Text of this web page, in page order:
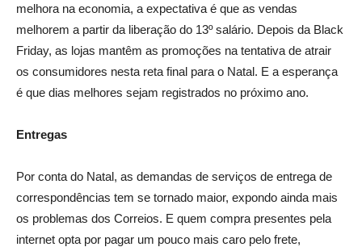
melhora na economia, a expectativa é que as vendas
melhorem a partir da liberação do 13º salário. Depois da Black
Friday, as lojas mantêm as promoções na tentativa de atrair
os consumidores nesta reta final para o Natal. E a esperança
é que dias melhores sejam registrados no próximo ano.
Entregas
Por conta do Natal, as demandas de serviços de entrega de
correspondências tem se tornado maior, expondo ainda mais
os problemas dos Correios. E quem compra presentes pela
internet opta por pagar um pouco mais caro pelo frete,